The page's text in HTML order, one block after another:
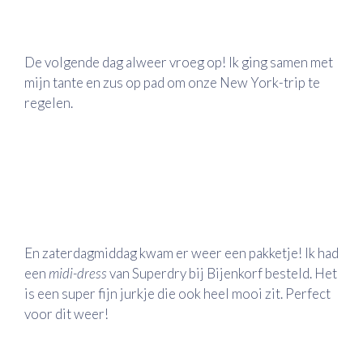
De volgende dag alweer vroeg op! Ik ging samen met
mijn tante en zus op pad om onze New York-trip te
regelen.
En zaterdagmiddag kwam er weer een pakketje! Ik had
een midi-dressvan Superdry bij Bijenkorf besteld. Het
is een super fijn jurkje die ook heel mooi zit. Perfect
voor dit weer!